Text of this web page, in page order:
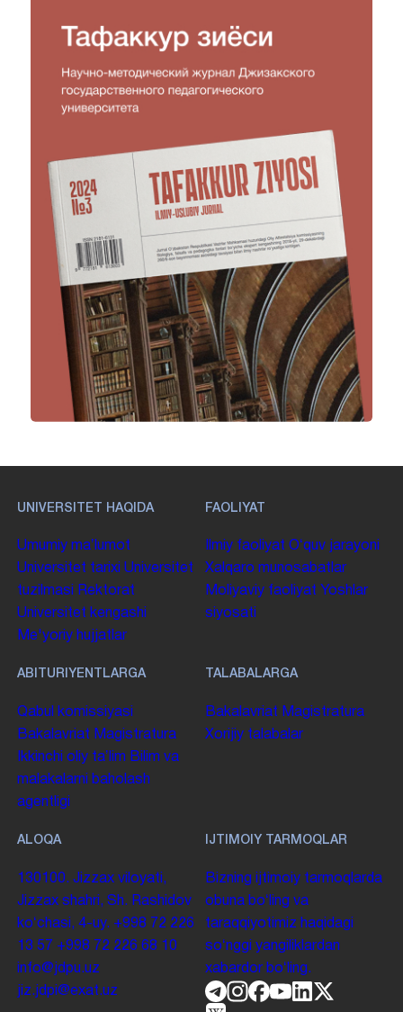
UNIVERSITET HAQIDA
Umumiy maʼlumot
Universitet tarixi Universitet
tuzilmasi
Rektorat
Universitet kengashi
Me'yoriy hujjatlar
FAOLIYAT
Ilmiy faoliyat Oʻquv jarayoni
Xalqaro munosabatlar
Moliyaviy faoliyat Yoshlar
siyosati
ABITURIYENTLARGA
Qabul komissiyasi
Bakalavriat Magistratura
Ikkinchi oliy taʼlim Bilim va
malakalarni baholash
agentligi
TALABALARGA
Bakalavriat Magistratura
Xorijiy talabalar
ALOQA
130100. Jizzax viloyati,
Jizzax shahri, Sh. Rashidov
koʻchasi, 4-uy. +998 72 226
13 57 +998 72 226 68 10
info@jdpu.uz
jiz.jdpi@exat.uz
IJTIMOIY TARMOQLAR
Bizning ijtimoiy tarmoqlarda
obuna boʻling va
taraqqiyotimiz haqidagi
soʻnggi yangiliklardan
xabardor boʻling.